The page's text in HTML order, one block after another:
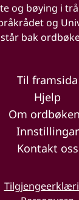
og bøying i
og
står bak
Til framsida
Hjelp
Om
Innstillingar
Kontakt oss